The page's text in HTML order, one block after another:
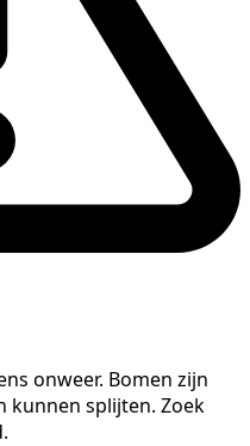
onweer. Bomen zijn
kunnen splijten. Zoek